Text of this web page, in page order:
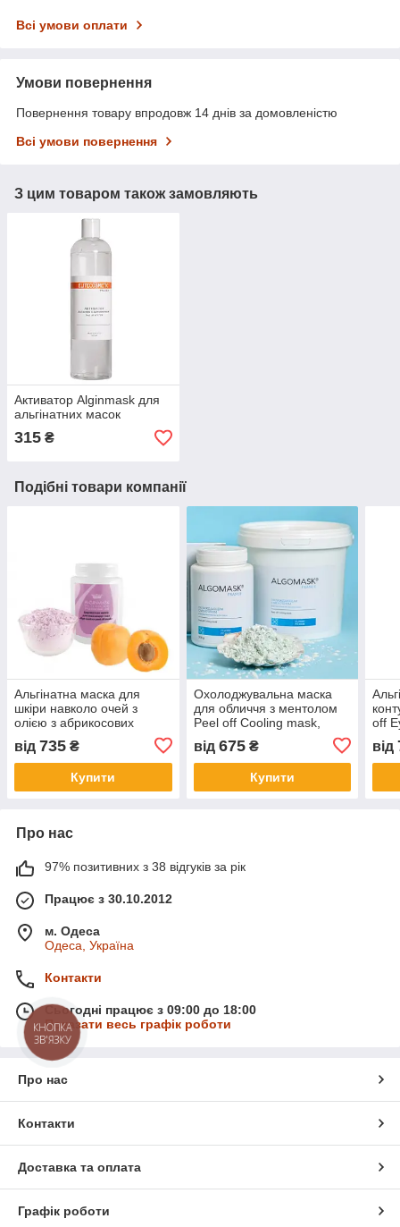
Всі умови оплати
Умови повернення
Повернення товару впродовж 14 днів за домовленістю
Всі умови повернення
З цим товаром також замовляють
Активатор Alginmask для
альгінатних масок
315 ₴
Подібні товари компанії
Альгінатна маска для
шкіри навколо очей з
олією з абрикосових
Contour mask, Alginmask
від 735 ₴
Купити
Охолоджувальна маска
для обличчя з ментолом
Peel off Cooling mask,
від 675₴
Купити
off
від
Про нас
97% позитивних з 38 відгуків за рік
Працює з 30.10.2012
м. Одеса
Одеса, Україна
Контакти
Сьогодні працює з 09:00 до 18:00
Показати весь графік роботи
Про нас
Контакти
Доставка та оплата
Графік роботи
КНОПКА
ЗВ'ЯЗКУ